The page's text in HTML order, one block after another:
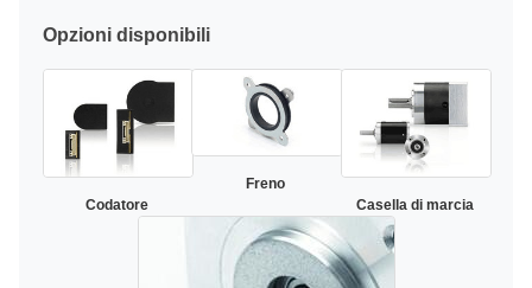
Opzioni disponibili
Codatore
Freno
Casella di marcia